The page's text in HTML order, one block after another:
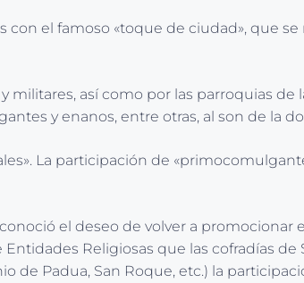
el famoso «toque de ciudad», que se
así como por las parroquias de
y enanos, entre otras, al son de la
La participación de
el deseo de volver a promocionar
Religiosas que las cofradías de
de Padua, San Roque, etc.) la